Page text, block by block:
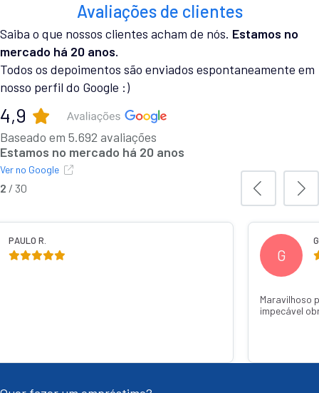
Avaliações de clientes
Saiba o que nossos clientes acham de nós. Estamos no
mercado há 20 anos.
Todos os depoimentos são enviados espontaneamente em
nosso perfil do Google :)
4,9
Baseado em 5.692 avaliações
Estamos no mercado há 20 anos
Ver no Google
PAULO R.
G
Maravilhoso
impecável
2 / 30